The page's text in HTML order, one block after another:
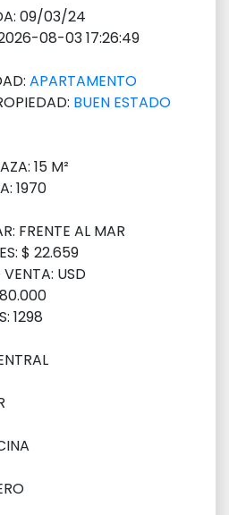
09/03/24
08-03 17:26:49
APARTAMENTO
BUEN ESTADO
15 M²
1970
FRENTE AL MAR
$ 22.659
USD
1298